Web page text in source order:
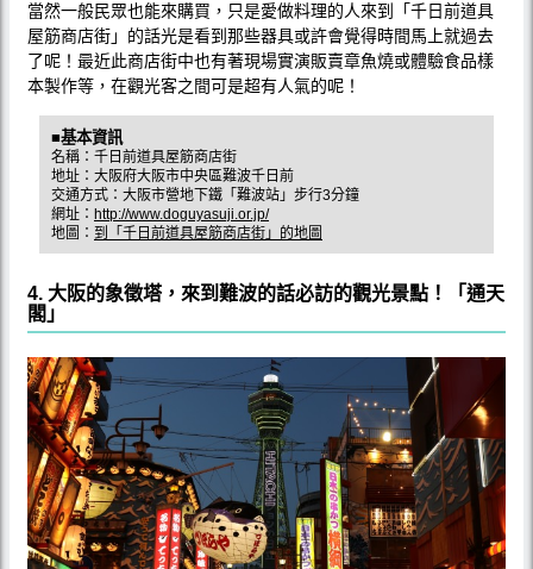
當然一般民眾也能來購買，只是愛做料理的人來到「千日前道具
屋筋商店街」的話光是看到那些器具或許會覺得時間馬上就過去
了呢！最近此商店街中也有著現場實演販賣章魚燒或體驗食品樣
本製作等，在觀光客之間可是超有人氣的呢！
■基本資訊
名稱：千日前道具屋筋商店街
地址：大阪府大阪市中央區難波千日前
交通方式：大阪市營地下鐵「難波站」步行3分鐘
網址： http://www.doguyasuji.or.jp/
地圖： 到「千日前道具屋筋商店街」的地圖
4. 大阪的象徵塔，來到難波的話必訪的觀光景點！「通天
閣」